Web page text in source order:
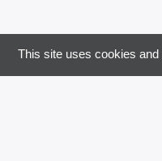
This site uses cookies